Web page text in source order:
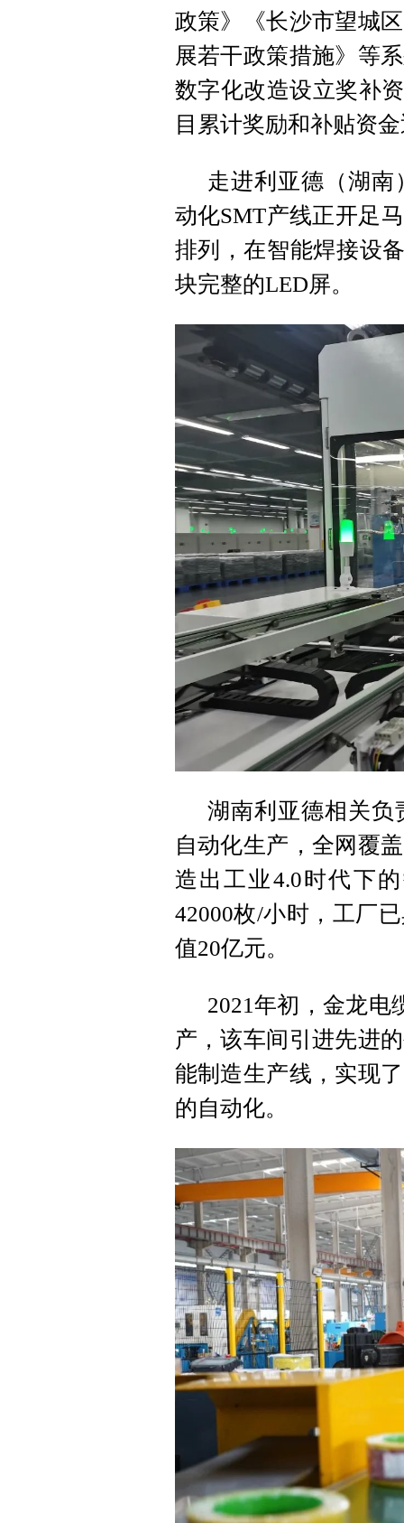
政策》《长沙市望城
展若干政策措施》等
数字化改造设立奖补
目累计奖励和补贴资
走进利亚德（湖南
动化SMT产线正开足
排列，在智能焊接设
块完整的LED屏。
湖南利亚德相关负
自动化生产，全网覆
造出工业4.0时代下
42000枚/小时，工厂
值20亿元。
2021年初，金龙电
产，该车间引进先进
能制造生产线，实现
的自动化。